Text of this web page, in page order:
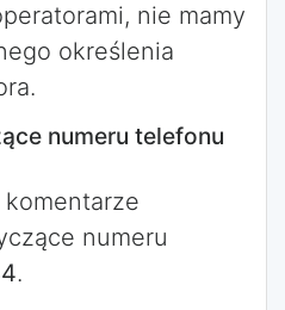
nie mamy
określenia
numeru telefonu
numeru
.